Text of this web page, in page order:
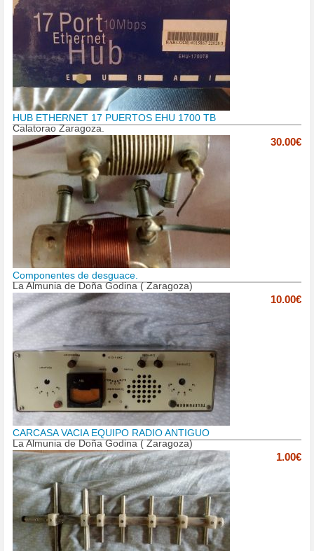
HUB ETHERNET 17 PUERTOS EHU 1700 TB
Calatorao Zaragoza.
30.00€
Componentes de desguace.
La Almunia de Doña Godina ( Zaragoza)
10.00€
CARCASA VACIA EQUIPO RADIO ANTIGUO
La Almunia de Doña Godina ( Zaragoza)
1.00€